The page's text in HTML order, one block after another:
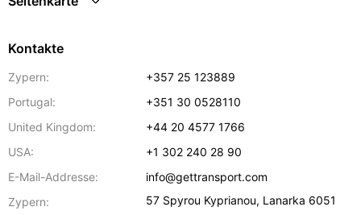
Kontakte
Zypern:
+357 25 123889
Portugal:
+351 30 0528110
United Kingdom:
+44 20 4577 1766
USA:
+1 302 240 28 90
E-Mail-Addresse:
info@gettransport.com
Zypern:
57 Spyrou Kyprianou, Lanarka 6051